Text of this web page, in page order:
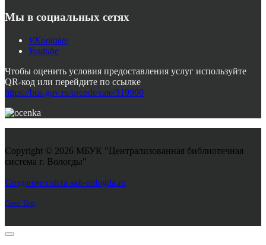
Мы в социальных сетях
VKontakte
Youtube
Чтобы оценить условия предоставления услуг используйте
QR-код или перейдите по ссылке
https://bus.gov.ru/qrcode/rate/319900
Copyright © 2026 МБУК "Централизованная библиотечная
система г. Вологды"
Создание сайта sait-vologda.ru
Goto Top